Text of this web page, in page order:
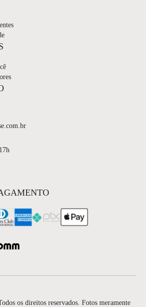
os direitos reservados. Fotos meramente